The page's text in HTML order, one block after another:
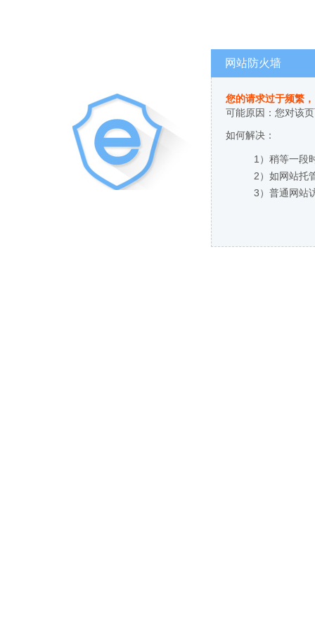
网站防火墙
您的请求过于频繁
可能原因：您对该
如何解决：
1）稍等一段
2）如网站托
3）普通网站